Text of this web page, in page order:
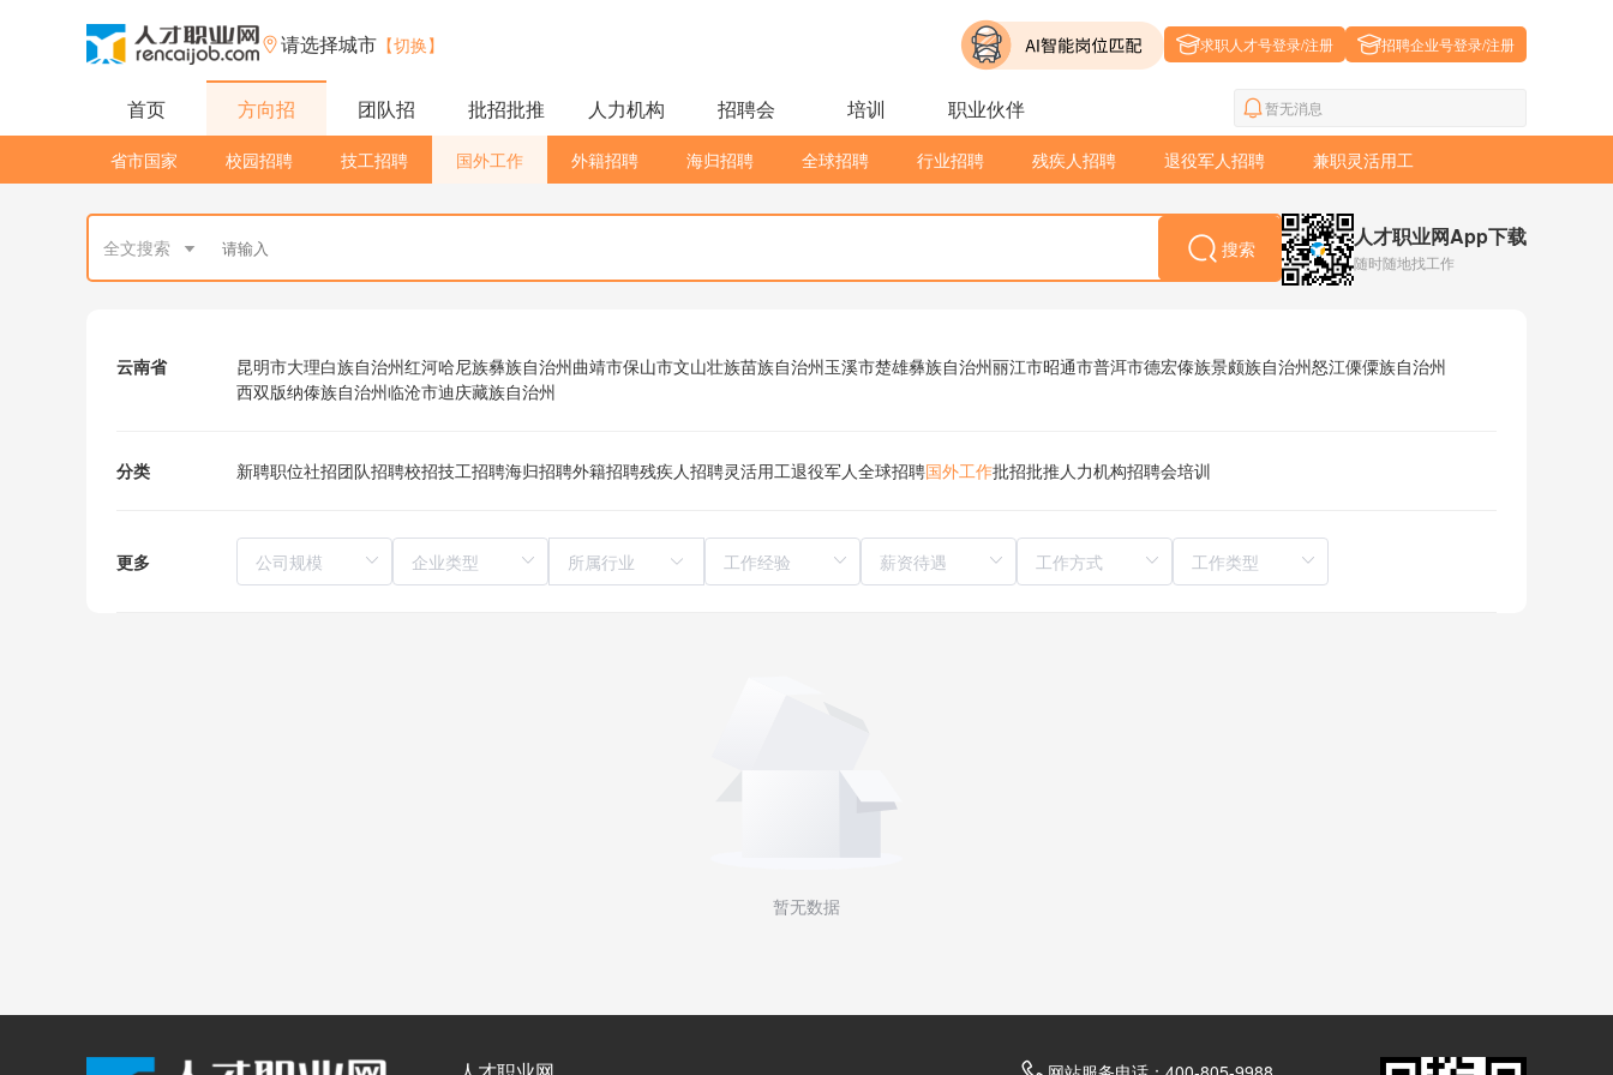
请选择城市 【切换】 求职人才号登录/注册 招聘企业号登录/注册
首页 方向招 团队招 批招批推 人力机构 招聘会 培训 职业伙伴 暂无消息
省市国家 校园招聘 技工招聘 国外工作 外籍招聘 海归招聘 全球招聘 行业招聘 残疾人招聘 退役军人招聘 兼职灵活用工
全文搜索 搜索 人才职业网App下载
随时随地找工作
云南省 昆明市大理白族自治州红河哈尼族彝族自治州曲靖市保山市文山壮族苗族自治州玉溪市楚雄彝族自治州丽江市昭通市普洱市德宏傣族景颇族自治州怒江傈僳族自治州
西双版纳傣族自治州临沧市迪庆藏族自治州
分类 新聘职位社招团队招聘校招技工招聘海归招聘外籍招聘残疾人招聘灵活用工退役军人全球招聘国外工作批招批推人力机构招聘会培训
更多 所属行业
暂无数据